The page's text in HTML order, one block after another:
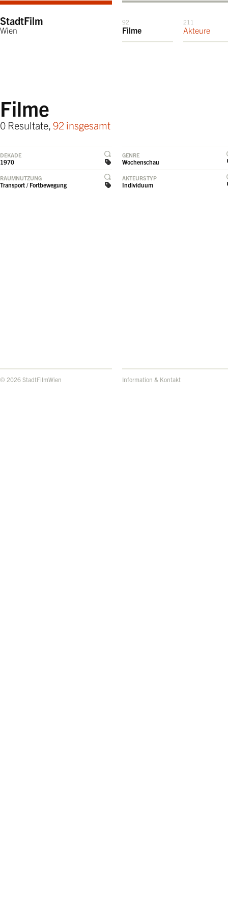
StadtFilm
Wien
92
Filme
211
Akteure
Filme
0 Resultate, 92 insgesamt
DEKADE
1970
GENRE
Wochenschau
RAUMNUTZUNG
Transport / Fortbewegung
AKTEURSTYP
Individuum
© 2026 StadtFilmWien Information & Kontakt